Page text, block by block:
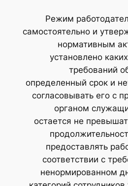
Режим
самостоятельно и
нормативным
установлено
требований
определенный срок и
согласовывать его с
органом
остается не
предоставлять
соответствии с
ненормированном